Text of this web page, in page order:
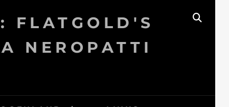
FLATGOLD'S
NEROPATTI